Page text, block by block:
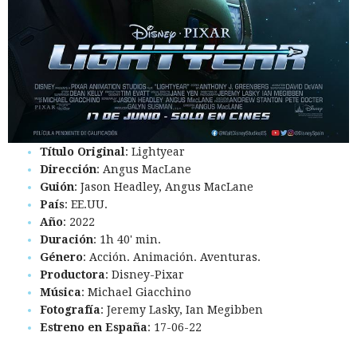
Título Original: Lightyear
Dirección: Angus MacLane
Guión: Jason Headley, Angus MacLane
País: EE.UU.
Año: 2022
Duración: 1h 40' min.
Género: Acción. Animación. Aventuras.
Productora: Disney-Pixar
Música: Michael Giacchino
Fotografía: Jeremy Lasky, Ian Megibben
Estreno en España: 17-06-22